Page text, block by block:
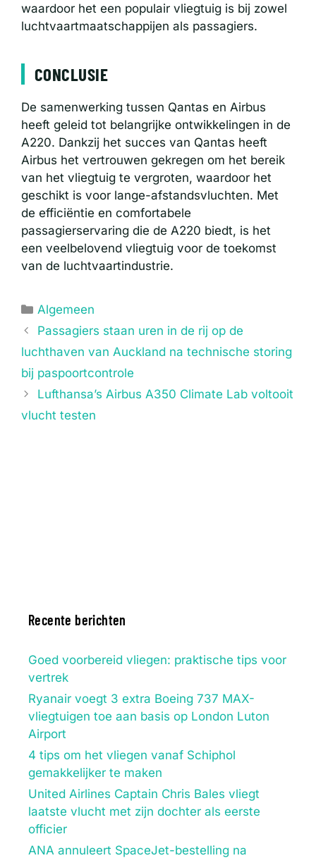
waardoor het een populair vliegtuig is bij zowel
luchtvaartmaatschappijen als passagiers.
CONCLUSIE
De samenwerking tussen Qantas en Airbus
heeft geleid tot belangrijke ontwikkelingen in de
A220. Dankzij het succes van Qantas heeft
Airbus het vertrouwen gekregen om het bereik
van het vliegtuig te vergroten, waardoor het
geschikt is voor lange-afstandsvluchten. Met
de efficiëntie en comfortabele
passagierservaring die de A220 biedt, is het
een veelbelovend vliegtuig voor de toekomst
van de luchtvaartindustrie.
Categorieën
Algemeen
Passagiers staan ​​uren in de rij op de
luchthaven van Auckland na technische storing
bij paspoortcontrole
Lufthansa’s Airbus A350 Climate Lab voltooit
vlucht testen
Recente berichten
Goed voorbereid vliegen: praktische tips voor
vertrek
Ryanair voegt 3 extra Boeing 737 MAX-
vliegtuigen toe aan basis op London Luton
Airport
4 tips om het vliegen vanaf Schiphol
gemakkelijker te maken
United Airlines Captain Chris Bales vliegt
laatste vlucht met zijn dochter als eerste
officier
ANA annuleert SpaceJet-bestelling na